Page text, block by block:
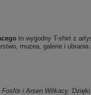
to wygodny T-shirt z
muzea, galerie i ubrania
Fosfór i Arsen Witkacy .